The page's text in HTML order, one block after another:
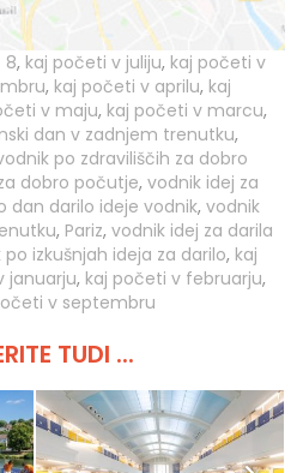
8, kaj početi v juliju, kaj početi v
, kaj početi v aprilu, kaj
v maju, kaj početi v marcu,
dan v zadnjem trenutku,
po zdraviliščih za dobro
dobro počutje, vodnik idej za
dan darilo ideje vodnik, vodnik
, Pariz, vodnik idej za darila
po izkušnjah ideja za darilo, kaj
januarju, kaj početi v februarju,
v septembru
TUDI ...